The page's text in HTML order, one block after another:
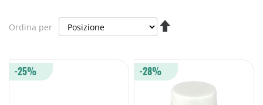
Ordina per
-25% -28%